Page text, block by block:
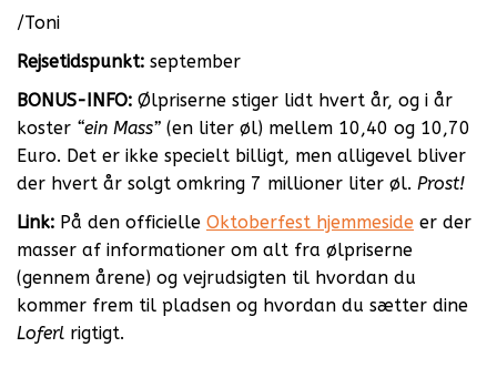
/Toni
Rejsetidspunkt: september
BONUS-INFO: Ølpriserne stiger lidt hvert år, og i år
koster “ein Mass” (en liter øl) mellem 10,40 og 10,70
Euro. Det er ikke specielt billigt, men alligevel bliver
der hvert år solgt omkring 7 millioner liter øl. Prost!
Link: På den officielle Oktoberfest hjemmeside er der
masser af informationer om alt fra ølpriserne
(gennem årene) og vejrudsigten til hvordan du
kommer frem til pladsen og hvordan du sætter dine
Loferl rigtigt.